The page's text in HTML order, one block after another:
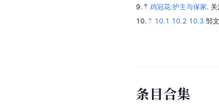
9.
鸡冠花:护主与保家.
10.
10.1 10.2 10.3 邹
条目合集